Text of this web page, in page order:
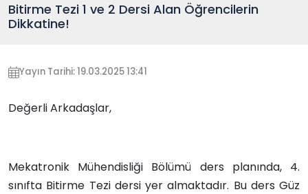
Bitirme Tezi 1 ve 2 Dersi Alan Öğrencilerin
Dikkatine!
Yayın Tarihi: 19.03.2025 13:41
Değerli Arkadaşlar,
Mekatronik Mühendisliği Bölümü ders planında, 4.
sınıfta Bitirme Tezi dersi yer almaktadır. Bu ders Güz